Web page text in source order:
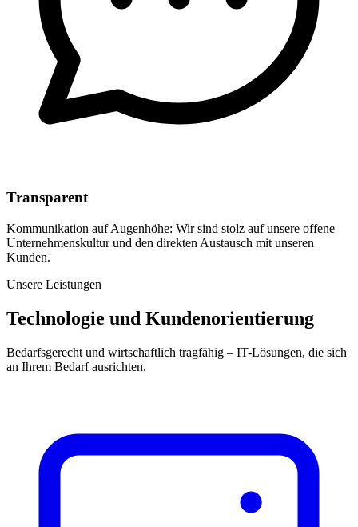
Transparent
Kommunikation auf Augenhöhe: Wir sind stolz auf unsere offene
Unternehmenskultur und den direkten Austausch mit unseren
Kunden.
Unsere Leistungen
Technologie und Kundenorientierung
Bedarfsgerecht und wirtschaftlich tragfähig – IT-Lösungen, die sich
an Ihrem Bedarf ausrichten.